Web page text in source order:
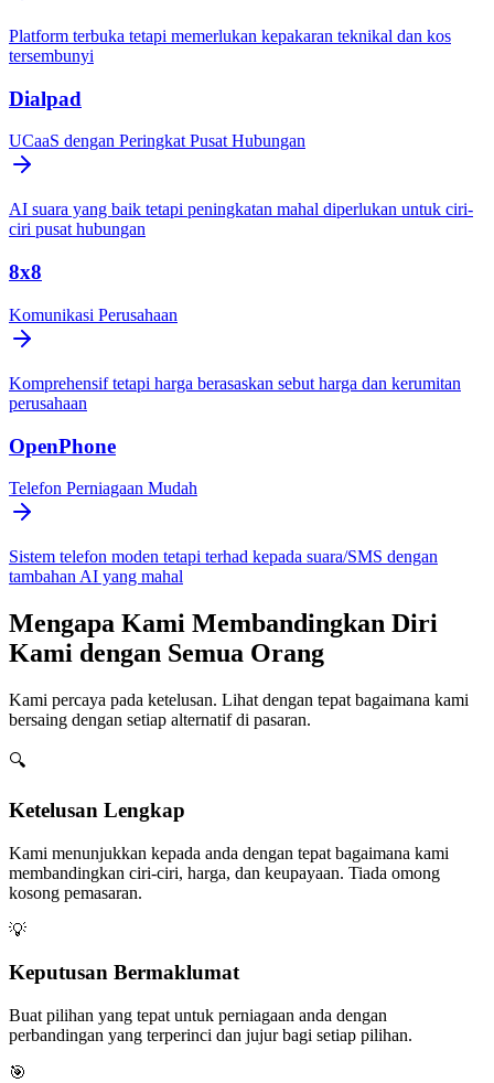
Platform terbuka tetapi memerlukan kepakaran teknikal dan kos
tersembunyi
Dialpad
UCaaS dengan Peringkat Pusat Hubungan
AI suara yang baik tetapi peningkatan mahal diperlukan untuk ciri-
ciri pusat hubungan
8x8
Komunikasi Perusahaan
Komprehensif tetapi harga berasaskan sebut harga dan kerumitan
perusahaan
OpenPhone
Telefon Perniagaan Mudah
Sistem telefon moden tetapi terhad kepada suara/SMS dengan
tambahan AI yang mahal
Mengapa Kami Membandingkan Diri
Kami dengan Semua Orang
Kami percaya pada ketelusan. Lihat dengan tepat bagaimana kami
bersaing dengan setiap alternatif di pasaran.
🔍
Ketelusan Lengkap
Kami menunjukkan kepada anda dengan tepat bagaimana kami
membandingkan ciri-ciri, harga, dan keupayaan. Tiada omong
kosong pemasaran.
💡
Keputusan Bermaklumat
Buat pilihan yang tepat untuk perniagaan anda dengan
perbandingan yang terperinci dan jujur bagi setiap pilihan.
🎯